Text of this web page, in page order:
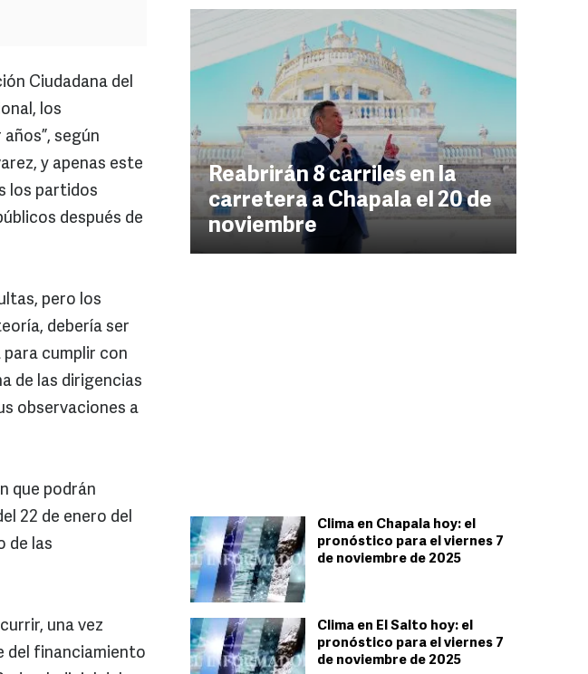
Reabrirán 8 carriles en la
carretera a Chapala el 20 de
noviembre
Clima en Chapala hoy: el
pronóstico para el viernes 7
de noviembre de 2025
Clima en El Salto hoy: el
pronóstico para el viernes 7
de noviembre de 2025
Ciudadana del
los
según
y apenas este
los partidos
después de
pero los
debería ser
para cumplir con
de las dirigencias
observaciones a
que podrán
22 de enero del
de las
una vez
del financiamiento